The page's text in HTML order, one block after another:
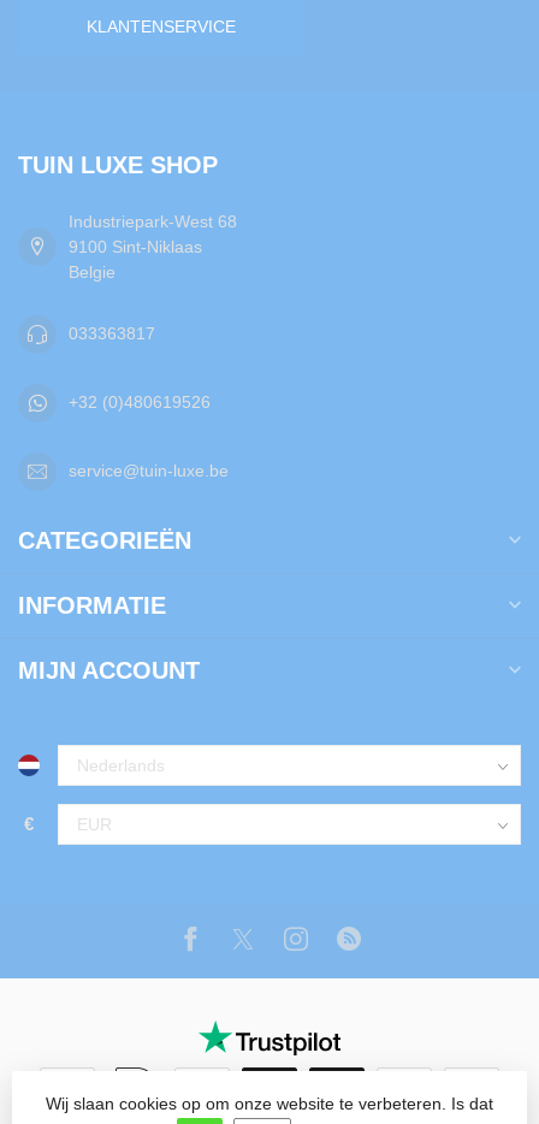
KLANTENSERVICE
TUIN LUXE SHOP
Industriepark-West 68
9100 Sint-Niklaas
Belgie
033363817
+32 (0)480619526
service@tuin-luxe.be
CATEGORIEËN
INFORMATIE
MIJN ACCOUNT
€
Wij slaan cookies op om onze website te verbeteren. Is dat